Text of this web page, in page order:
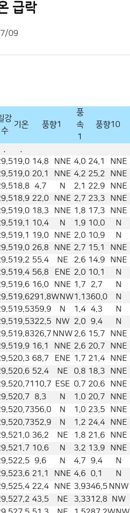
급락
09
강
수
기온 풍향1
풍
속
1
풍향10
. .
19.0 14.8 NNE 4.0 24.1 NNE
19.0 20.1 NNE 4.2 25.2 NNE
18.8 4.7 N 2.1 22.9 NNE
18.9 22.0 NNE 2.7 23.3 NNE
19.0 18.3 NNE 1.8 17.3 NNE
19.1 10.4 N 1.9 10.0 N
19.1 19.0 NNE 2.0 10.9 N
19.0 26.8 NNE 2.7 15.1 NNE
19.2 55.4 NE 2.6 14.9 NNE
19.4 56.8 ENE 2.0 10.1 N
19.6 16.0 NNE 1.7 2.7 N
19.6291.8WNW1.1 360.0 N
19.5359.9 N 1.4 4.3 N
19.5322.5 NW 2.0 9.4 N
19.8326.7 NNW 2.6 15.7 NNE
19.9 16.1 NNE 2.6 20.7 NNE
20.3 68.7 ENE 1.7 21.4 NNE
20.6 52.4 NE 0.8 18.3 NNE
20.7110.7 ESE 0.7 20.6 NNE
20.7 8.3 N 1.0 20.7 NNE
20.7356.0 N 1.0 23.5 NNE
20.7352.9 N 1.2 24.4 NNE
21.0 36.2 NE 1.8 21.6 NNE
21.7 10.6 N 3.2 13.9 NNE
22.5 9.6 N 4.7 9.4 N
23.6 21.1 NNE 4.6 0.1 N
25.4 22.4 NNE 3.9346.5 NNW
27.2 43.5 NE 3.3312.8 NW